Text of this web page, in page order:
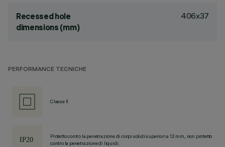
Recessed hole
dimensions (mm)
406x37
PERFORMANCE TECNICHE
Classe II
Protetto contro la penetrazione di corpi solidi superiori a 12 mm, non protetto
contro la penetrazione di liquidi.